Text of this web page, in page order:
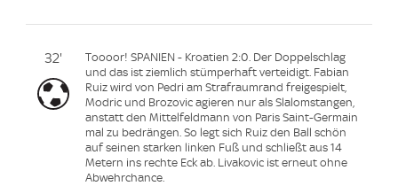
32'
Toooor! SPANIEN - Kroatien 2:0. Der Doppelschlag
und das ist ziemlich stümperhaft verteidigt. Fabian
Ruiz wird von Pedri am Strafraumrand freigespielt,
Modric und Brozovic agieren nur als Slalomstangen,
anstatt den Mittelfeldmann von Paris Saint-Germain
mal zu bedrängen. So legt sich Ruiz den Ball schön
auf seinen starken linken Fuß und schließt aus 14
Metern ins rechte Eck ab. Livakovic ist erneut ohne
Abwehrchance.